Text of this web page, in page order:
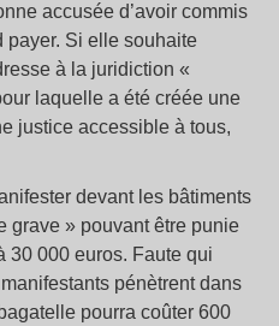
accusée d’avoir commis
payer. Si elle souhaite
à la juridiction «
laquelle a été créée une
justice accessible à tous,
devant les bâtiments
grave » pouvant être punie
30 000 euros. Faute qui
pénètrent dans
pourra coûter 600